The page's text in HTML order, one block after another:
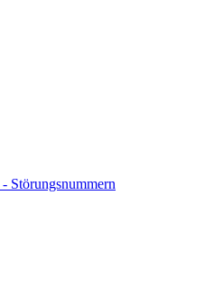
Störungsnummern